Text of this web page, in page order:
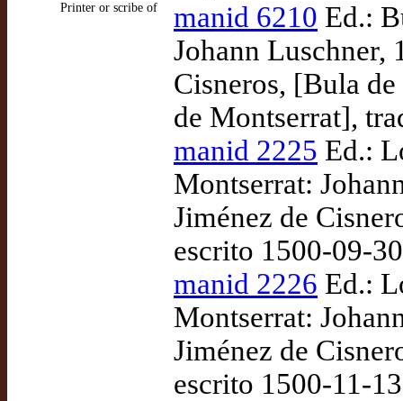
Printer or scribe of manid 6210 Ed.:
Johann Luschner,
Cisneros, [Bula
de Montserrat],
manid 2225 Ed.:
Montserrat:
Jiménez de
escrito 1500-09-
manid 2226 Ed.:
Montserrat:
Jiménez de
escrito 1500-11-